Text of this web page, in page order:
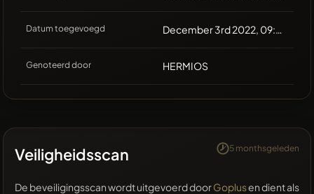
Datum toegevoegd December 3rd 2022, 09:50
Genoteerd door HERMIOS
Veiligheidsscan 5 monthsgeleden
De beveiligingsscan wordt uitgevoerd doorGoplusen dient als